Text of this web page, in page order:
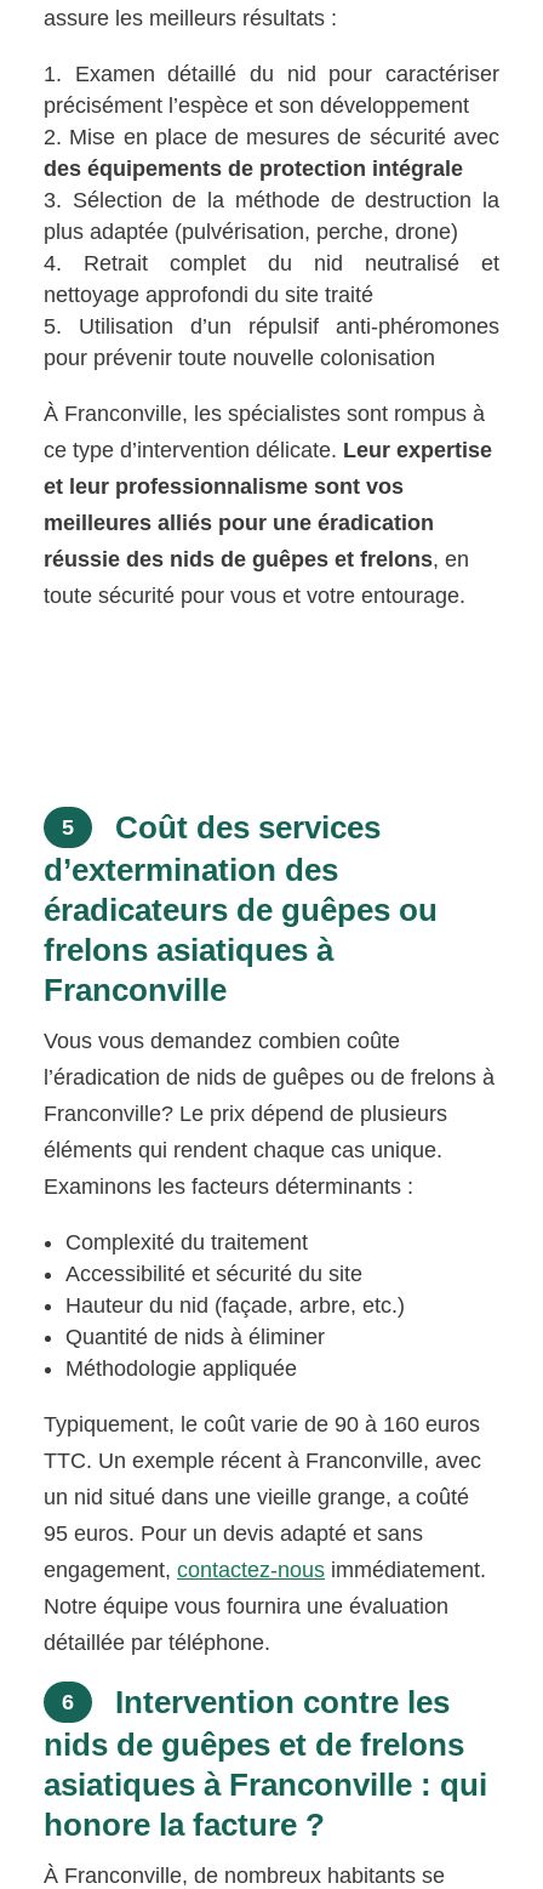
assure les meilleurs résultats :
Examen détaillé du nid pour caractériser
précisément l’espèce et son développement
Mise en place de mesures de sécurité avec
des équipements de protection intégrale
Sélection de la méthode de destruction la
plus adaptée (pulvérisation, perche, drone)
Retrait complet du nid neutralisé et
nettoyage approfondi du site traité
Utilisation d’un répulsif anti-phéromones
pour prévenir toute nouvelle colonisation
À Franconville, les spécialistes sont rompus à
ce type d’intervention délicate. Leur expertise
et leur professionnalisme sont vos
meilleures alliés pour une éradication
réussie des nids de guêpes et frelons, en
toute sécurité pour vous et votre entourage.
5
Coût des services
d’extermination des
éradicateurs de guêpes ou
frelons asiatiques à
Franconville
Vous vous demandez combien coûte
l’éradication de nids de guêpes ou de frelons à
Franconville? Le prix dépend de plusieurs
éléments qui rendent chaque cas unique.
Examinons les facteurs déterminants :
Complexité du traitement
Accessibilité et sécurité du site
Hauteur du nid (façade, arbre, etc.)
Quantité de nids à éliminer
Méthodologie appliquée
Typiquement, le coût varie de 90 à 160 euros
TTC. Un exemple récent à Franconville, avec
un nid situé dans une vieille grange, a coûté
95 euros. Pour un devis adapté et sans
engagement,contactez-nous immédiatement.
Notre équipe vous fournira une évaluation
détaillée par téléphone.
6
Intervention contre les
nids de guêpes et de frelons
asiatiques à Franconville : qui
honore la facture ?
À Franconville, de nombreux habitants se